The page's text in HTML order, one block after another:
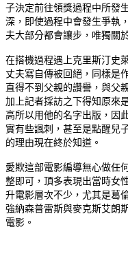
子決定前往領獎過程中所發
深，即使過程中會發生爭執
夫大部分都會讓步，唯獨關
在搭機過程遇上克里斯汀史
丈夫寫自傳被回絕，同樣是
直得不到父親的讚譽，與父
加上記者採訪之下得知原來
高所以用他的名字出版，因
實有些諷刺，甚至是點醒兒
的理由現在終於知道。
愛欺這部電影編導無心做任
整即可，頂多表現出當時女
升電影層次不少，尤其是葛
強納森普雷斯與麥克斯艾朗
電影。